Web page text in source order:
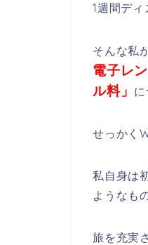
1週間デ
そんな私
電子レ
ル料」 に
せっかく
私自身は
ようなも
旅を充実